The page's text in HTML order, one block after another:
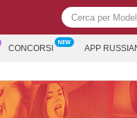
CONCORSI APP